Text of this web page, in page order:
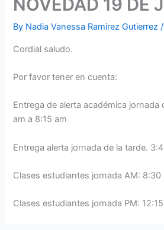
NOVEDAD 19 DE
By Nadia Vanessa Ramirez Gutierrez
Cordial saludo.
Por favor tener en cuenta:
Entrega de alerta académica jornada
am a 8:15 am
Entrega alerta jornada de la tarde.
Clases estudiantes jornada AM: 8:30
Clases estudiantes jornada PM: